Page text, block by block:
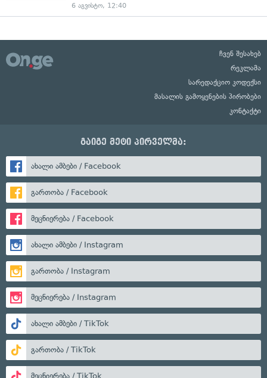
6 აგვისტო, 12:40
ჩვენ შესახებ
რეკლამა
სარედაქციო კოდექსი
მასალის გამოყენების პირობები
კონტაქტი
გაიგე მეტი პირველმა:
ახალი ამბები / Facebook
გართობა / Facebook
მეცნიერება / Facebook
ახალი ამბები / Instagram
გართობა / Instagram
მეცნიერება / Instagram
ახალი ამბები / TikTok
გართობა / TikTok
მეცნიერება / TikTok